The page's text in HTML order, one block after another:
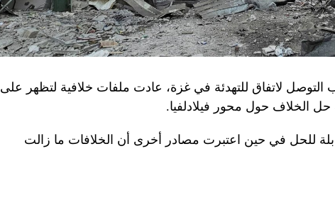
التوصل لاتفاق للتهدئة في غزة، عادت ملفات خلافية لتظهر على
حل الخلاف حول محور فيلادلفيا.
للحل في حين اعتبرت مصادر أخرى أن الخلافات ما زالت